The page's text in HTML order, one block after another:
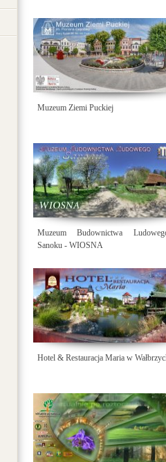
Muzeum Ziemi Puckiej
Muzeum Budownictwa
Sanoku - WIOSNA
Hotel & Restauracja Maria w